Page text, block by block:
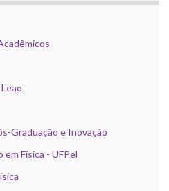
Graduação e Inovação
Física - UFPel